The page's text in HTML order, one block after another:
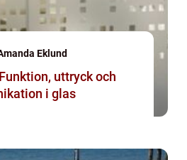
Eklund
uttryck och
i glas